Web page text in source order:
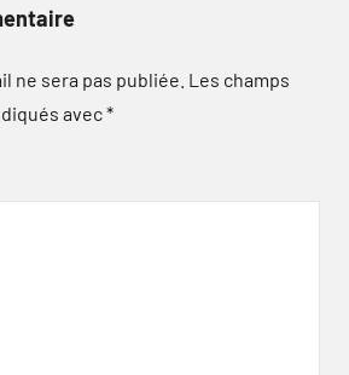
ne sera pas publiée. Les champs
avec*